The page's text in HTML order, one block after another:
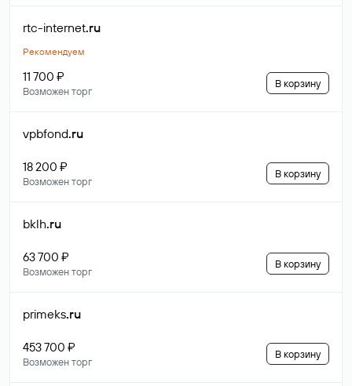
rtc-internet.ru
Рекомендуем
11 700 ₽
Возможен торг
В корзину
vpbfond.ru
18 200 ₽
Возможен торг
В корзину
bklh.ru
63 700 ₽
Возможен торг
В корзину
primeks.ru
453 700 ₽
Возможен торг
В корзину